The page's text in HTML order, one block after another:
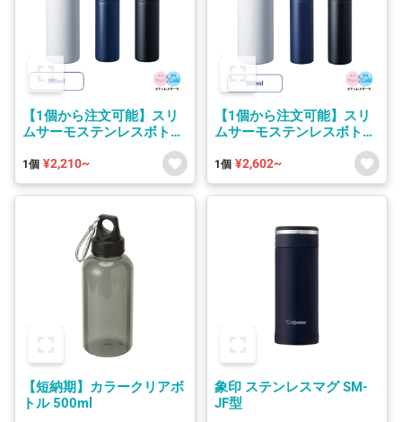
【1個から注文可能】スリ
ムサーモステンレスボトル
1個 ¥2,210~
【1個から注文可能】スリ
ムサーモステンレスボトル
1個 ¥2,602~
【短納期】カラークリアボ
トル 500ml
象印 ステンレスマグ SM-
JF型